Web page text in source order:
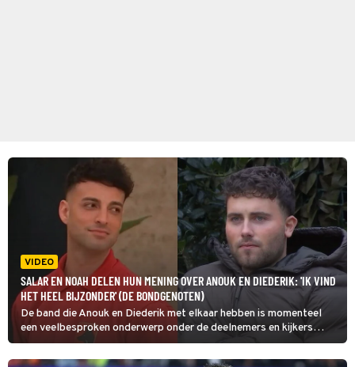
VIDEO
SALAR EN NOAH DELEN HUN MENING OVER ANOUK EN DIEDERIK: 'IK VIND
HET HEEL BIJZONDER' (DE BONDGENOTEN)
De band die Anouk en Diederik met elkaar hebben is momenteel
een veelbesproken onderwerp onder de deelnemers en kijkers
van De Bondgenoten.